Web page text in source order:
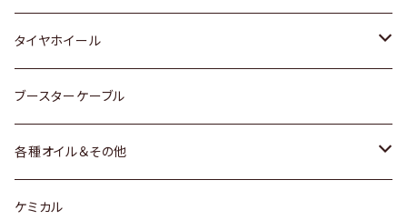
スバル
レクサス
三菱
スバル
ダイハツ
マツダ
三菱
スバル
ダイハツ
スバル
日産
ダイハツ
マツダ
日産
ダイハツ
マツダ
スバル
マツダ
タイヤホイール
トヨタ
ホンダ
スズキ
ブースターケーブル
各種オイル＆その他
ディーデル洗浄添加剤
ケミカル